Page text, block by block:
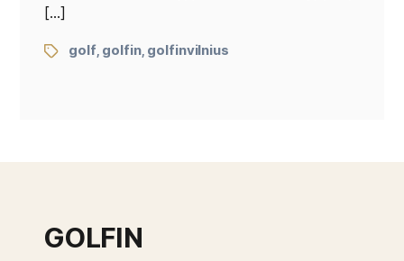
[…]
golf, golfin, golfinvilnius
GOLFIN